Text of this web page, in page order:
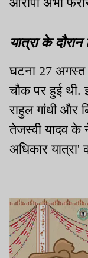
यात्रा के दौरान
घटना 27
चौक पर हुई थी.
राहुल गांधी और
तेजस्वी यादव के
अधिकार